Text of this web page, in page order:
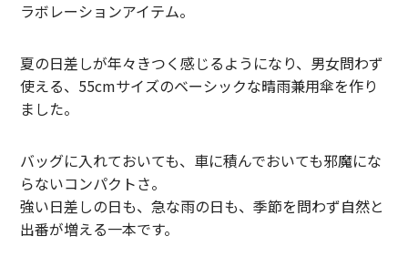
New balnace【ニューバランス】
ORuKuBET【オルクベット】
PHIGVEL MAKERS Co.【フィグベル】
POST O’ALLS【ポストオーバーオールズ】
Product Twelve【プロダクトトゥエルブ】
ラボレーションアイテム。
夏の日差しが年々きつく感じるようになり、男女問わず
使える、55cmサイズのベーシックな晴雨兼用傘を作り
ました。
バッグに入れておいても、車に積んでおいても邪魔にな
らないコンパクトさ。
強い日差しの日も、急な雨の日も、季節を問わず自然と
出番が増える一本です。